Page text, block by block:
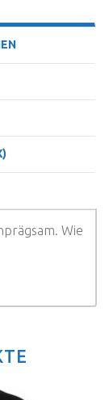
Wie